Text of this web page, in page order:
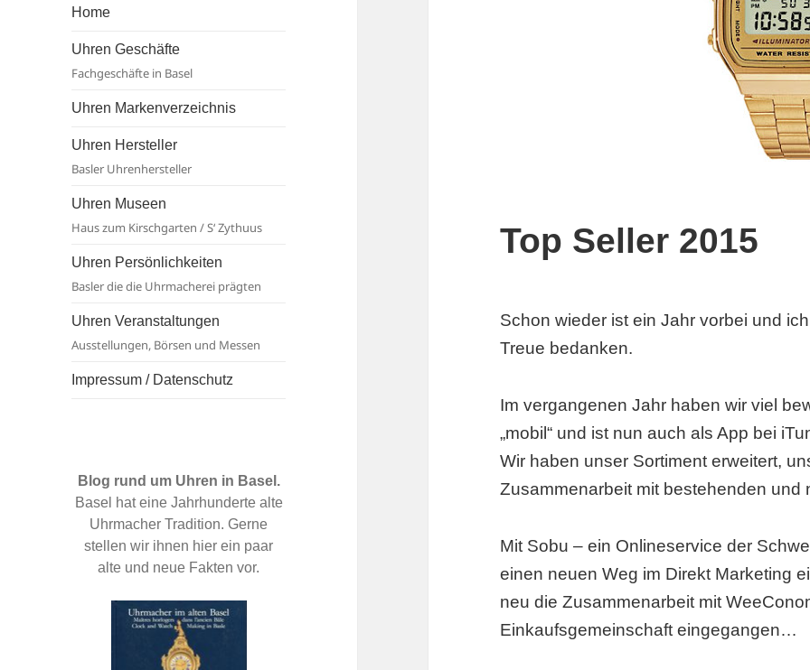
Basel
Home
Uhren Geschäfte
Fachgeschäfte in Basel
Uhren Markenverzeichnis
Uhren Hersteller
Basler Uhrenhersteller
Uhren Museen
Haus zum Kirschgarten / S‘ Zythuus
Uhren Persönlichkeiten
Basler die die Uhrmacherei prägten
Uhren Veranstaltungen
Ausstellungen, Börsen und Messen
Impressum / Datenschutz
Blog rund um Uhren in Basel.
Basel hat eine Jahrhunderte alte
Uhrmacher Tradition. Gerne
stellen wir ihnen hier ein paar
alte und neue Fakten vor.
Top Seller 2015
Schon wieder ist ein Jahr vorbei und
Treue bedanken.
Im vergangenen Jahr haben wir viel
„mobil“ und ist nun auch als App bei
Wir haben unser Sortiment erweitert,
Zusammenarbeit mit bestehenden und
Mit Sobu – ein Onlineservice der
einen neuen Weg im Direkt Marketing
neu die Zusammenarbeit mit
Einkaufsgemeinschaft eingegangen…